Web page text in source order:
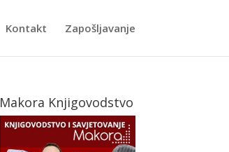
Kontakt Zapošljavanje
Makora Knjigovodstvo